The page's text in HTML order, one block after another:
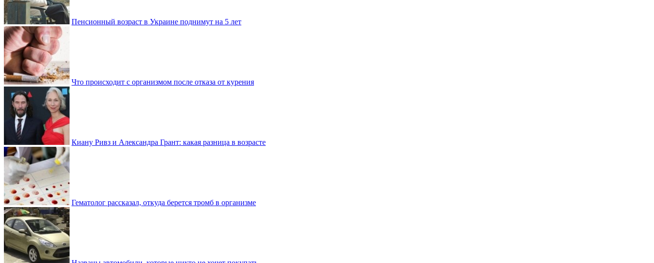
Пенсионный возраст в Украине поднимут на 5 лет
Что происходит с организмом после отказа от курения
Киану Ривз и Александра Грант: какая разница в возрасте
Гематолог рассказал, откуда берется тромб в организме